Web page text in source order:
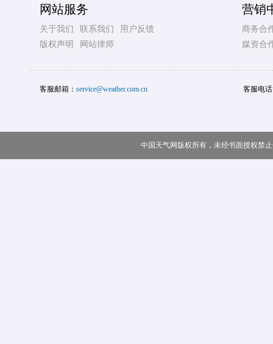
网站服务
关于我们 联系我们
用户反馈
版权声明
网站律师
营销
商务合
媒资合
客服邮箱： service@weather.com.cn 客服电
中国天气网版权所有，未经书面授权